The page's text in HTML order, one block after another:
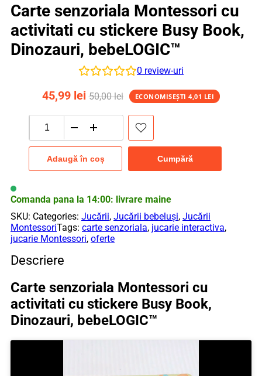
Carte senzoriala Montessori cu
activitati cu stickere Busy Book,
Dinozauri, bebeLOGIC™
0 review-uri
45,99 lei 50,00lei ECONOMISEȘTI4,01 LEI
Cantitate
Carte
senzoriala
Montessori
cu
stickere
Busy
Book,
Dinozauri,
bebeLOGIC™
Adaugă în coș Cumpără
Comanda pana la 14:00: livrare maine
SKU: Categories: Jucării, Jucării bebeluși, Jucării
MontessoriTags: carte senzoriala, jucarie interactiva,
jucarie Montessori, oferte
Descriere
Carte senzoriala Montessori cu
activitati cu stickere Busy Book,
Dinozauri, bebeLOGIC™